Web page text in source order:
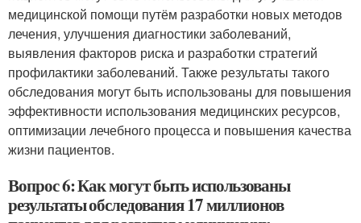
медицинской помощи путём разработки новых методов
лечения, улучшения диагностики заболеваний,
выявления факторов риска и разработки стратегий
профилактики заболеваний. Также результаты такого
обследования могут быть использованы для повышения
эффективности использования медицинских ресурсов,
оптимизации лечебного процесса и повышения качества
жизни пациентов.
Вопрос 6: Как могут быть использованы
результаты обследования 17 миллионов